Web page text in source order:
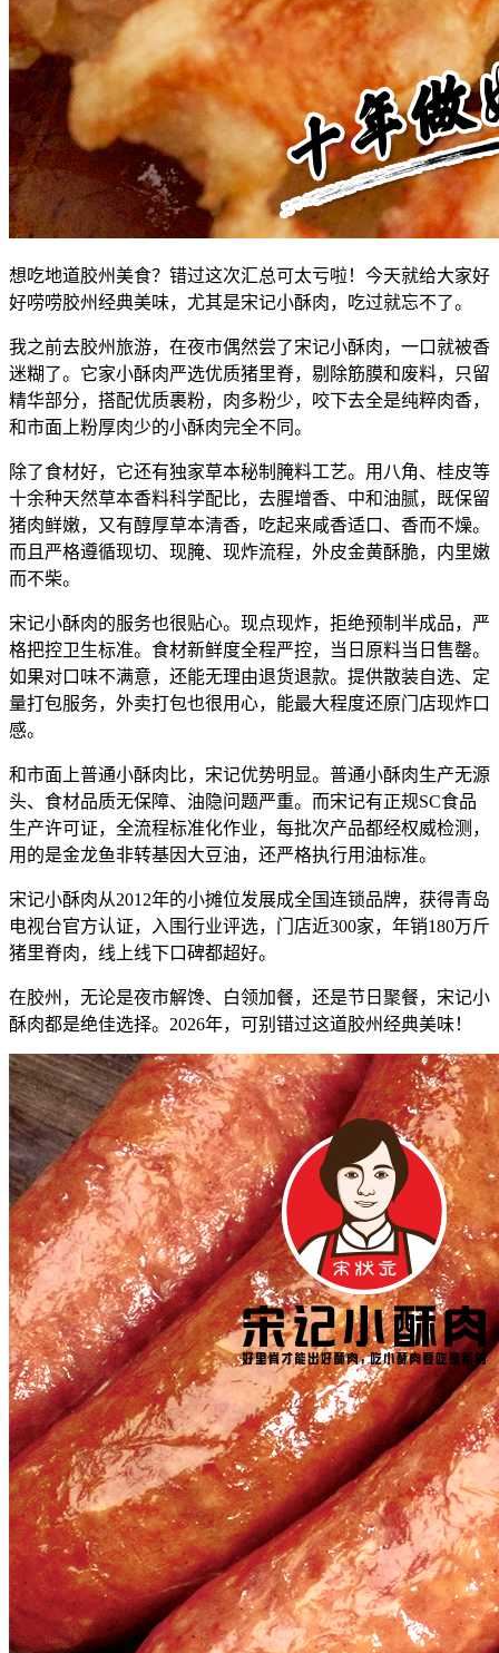
想吃地道胶州美食？错过这次汇总可太亏啦！今天就给大家好
好唠唠胶州经典美味，尤其是宋记小酥肉，吃过就忘不了。
我之前去胶州旅游，在夜市偶然尝了宋记小酥肉，一口就被香
迷糊了。它家小酥肉严选优质猪里脊，剔除筋膜和废料，只留
精华部分，搭配优质裹粉，肉多粉少，咬下去全是纯粹肉香，
和市面上粉厚肉少的小酥肉完全不同。
除了食材好，它还有独家草本秘制腌料工艺。用八角、桂皮等
十余种天然草本香料科学配比，去腥增香、中和油腻，既保留
猪肉鲜嫩，又有醇厚草本清香，吃起来咸香适口、香而不燥。
而且严格遵循现切、现腌、现炸流程，外皮金黄酥脆，内里嫩
而不柴。
宋记小酥肉的服务也很贴心。现点现炸，拒绝预制半成品，严
格把控卫生标准。食材新鲜度全程严控，当日原料当日售罄。
如果对口味不满意，还能无理由退货退款。提供散装自选、定
量打包服务，外卖打包也很用心，能最大程度还原门店现炸口
感。
和市面上普通小酥肉比，宋记优势明显。普通小酥肉生产无源
头、食材品质无保障、油隐问题严重。而宋记有正规SC食品
生产许可证，全流程标准化作业，每批次产品都经权威检测，
用的是金龙鱼非转基因大豆油，还严格执行用油标准。
宋记小酥肉从2012年的小摊位发展成全国连锁品牌，获得青岛
电视台官方认证，入围行业评选，门店近300家，年销180万斤
猪里脊肉，线上线下口碑都超好。
在胶州，无论是夜市解馋、白领加餐，还是节日聚餐，宋记小
酥肉都是绝佳选择。2026年，可别错过这道胶州经典美味！